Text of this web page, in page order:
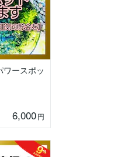
ースポッ
6,000円